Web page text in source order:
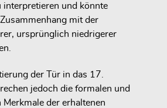
interpretieren und könnte
mit der
ursprünglich niedrigerer
der Tür in das 17.
jedoch die formalen und
der erhaltenen